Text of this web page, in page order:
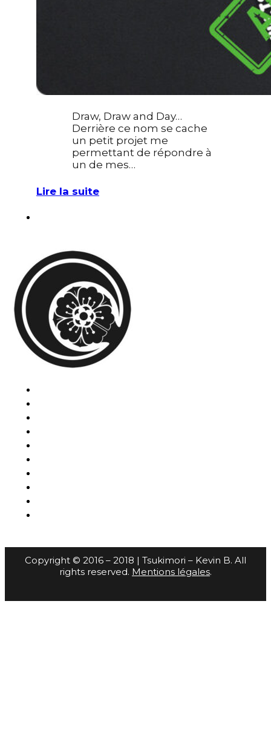
Draw, Draw and Day…
Derrière ce nom se cache
un petit projet me
permettant de répondre à
un de mes…
Lire la suite
Copyright © 2016 – 2018 | Tsukimori – Kevin B. All
rights reserved. Mentions légales.